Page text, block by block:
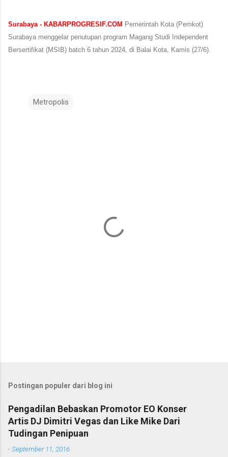
Surabaya - KABARPROGRESIF.COM Pemerintah Kota (Pemkot)
Surabaya menggelar penutupan program Magang Studi Independent
Bersertifikat (MSIB) batch 6 tahun 2024, di Balai Kota, Kamis (27/6).
Metropolis
Postingan populer dari blog ini
Pengadilan Bebaskan Promotor EO Konser
Artis DJ Dimitri Vegas dan Like Mike Dari
Tudingan Penipuan
-September 11, 2016